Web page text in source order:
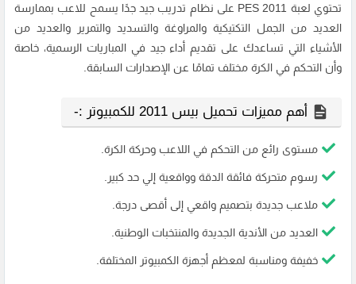
تحتوي لعبة PES 2011 على نظام تدريب جيد جدًا يسمح للاعب بممارسة
العديد من الجمل التكتيكية والمراوغة والتسديد والتمرير والعديد من
الأشياء التي تساعدك على تقديم أداء جيد في المباريات الرسمية، خاصة
وأن التحكم في الكرة مختلف تمامًا عن الإصدارات السابقة.
أهم مميزات تحميل بيس 2011 للكمبيوتر :-
مستوى رائع من التحكم في اللاعب وحركة الكرة.
رسوم متحركة فائقة الدقة وواقعية إلي حد كبير.
ملاعب جديدة بتصميم واقعي إلى أقصى درجة.
العديد من الأندية الجديدة والمنتخبات الوطنية.
خفيفة ومناسبة لمعظم أجهزة الكمبيوتر المختلفة.